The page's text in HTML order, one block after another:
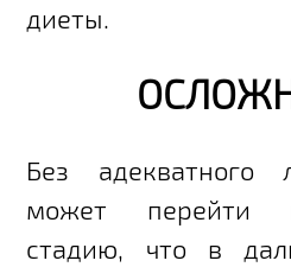
диеты.
Без адекватного
может перейти
стадию, что в